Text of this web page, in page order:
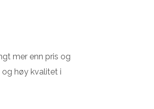
mer enn pris og
høy kvalitet i